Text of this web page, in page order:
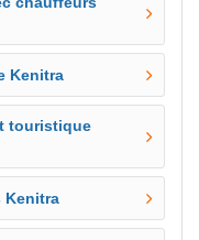
Kenitra
touristique
Kenitra